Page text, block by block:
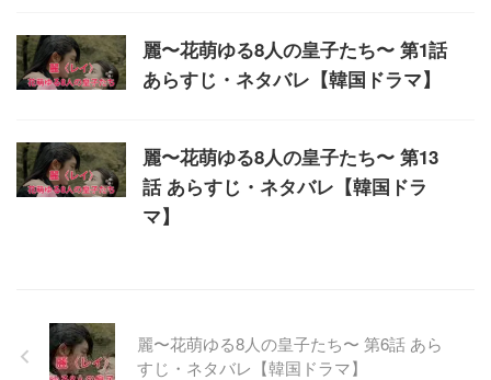
麗〜花萌ゆる8人の皇子たち〜 第1話
あらすじ・ネタバレ【韓国ドラマ】
麗〜花萌ゆる8人の皇子たち〜 第13
話 あらすじ・ネタバレ【韓国ドラ
マ】
麗〜花萌ゆる8人の皇子たち〜 第6話 あら
すじ・ネタバレ【韓国ドラマ】